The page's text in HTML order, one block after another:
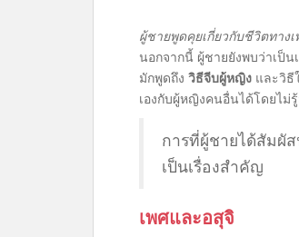
ผู้ชายพูดคุยเกี่ยวกับชีวิตทางเ
นอกจากนี้ ผู้ชายยังพบว่าเป็น
มักพูดถึง วิธีจีบผู้หญิง และวิธี
เองกับผู้หญิงคนอื่นได้โดยไม่
การที่ผู้ชายได้สัมผั
เป็นเรื่องสำคัญ
เพศและอสุจิ